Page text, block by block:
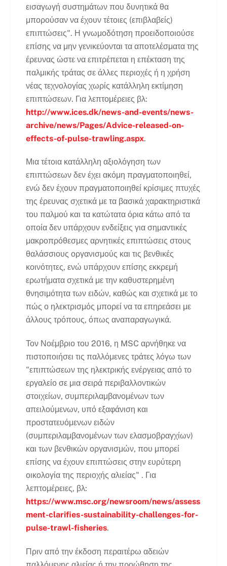
εισαγωγή συστημάτων που δυνητικά θα
μπορούσαν να έχουν τέτοιες (επιβλαβείς)
επιπτώσεις". Η γνωμοδότηση προειδοποιούσε
επίσης να μην γενικεύονται τα αποτελέσματα της
έρευνας ώστε να επιτρέπεται η επέκταση της
παλμικής τράτας σε άλλες περιοχές ή η χρήση
νέας τεχνολογίας χωρίς κατάλληλη εκτίμηση
επιπτώσεων. Για λεπτομέρειες βλ:
http://www.ices.dk/news-and-events/news-
archive/news/Pages/Advice-released-on-
effects-of-pulse-trawling.aspx.
Μια τέτοια κατάλληλη αξιολόγηση των
επιπτώσεων δεν έχει ακόμη πραγματοποιηθεί,
ενώ δεν έχουν πραγματοποιηθεί κρίσιμες πτυχές
της έρευνας σχετικά με τα βασικά χαρακτηριστικά
του παλμού και τα κατώτατα όρια κάτω από τα
οποία δεν υπάρχουν ενδείξεις για σημαντικές
μακροπρόθεσμες αρνητικές επιπτώσεις στους
θαλάσσιους οργανισμούς και τις βενθικές
κοινότητες, ενώ υπάρχουν επίσης εκκρεμή
ερωτήματα σχετικά με την καθυστερημένη
θνησιμότητα των ειδών, καθώς και σχετικά με το
πώς ο ηλεκτρισμός μπορεί να τα επηρεάσει με
άλλους τρόπους, όπως αναπαραγωγικά.
Τον Νοέμβριο του 2016, η MSC αρνήθηκε να
πιστοποιήσει τις παλλόμενες τράτες λόγω των
"επιπτώσεων της ηλεκτρικής ενέργειας από το
εργαλείο σε μια σειρά περιβαλλοντικών
στοιχείων, συμπεριλαμβανομένων των
απειλούμενων, υπό εξαφάνιση και
προστατευόμενων ειδών
(συμπεριλαμβανομένων των ελασμοβραγχίων)
και των βενθικών οργανισμών, που μπορεί
επίσης να έχουν επιπτώσεις στην ευρύτερη
οικολογία της περιοχής αλιείας" . Για
λεπτομέρειες, βλ:
https://www.msc.org/newsroom/news/assess
ment-clarifies-sustainability-challenges-for-
pulse-trawl-fisheries.
Πριν από την έκδοση περαιτέρω αδειών